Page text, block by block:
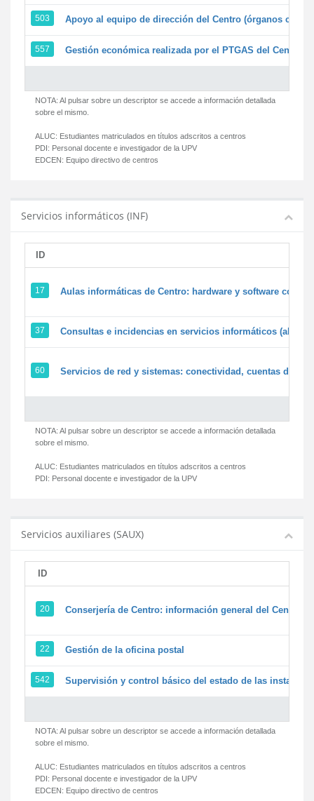
503 Apoyo al equipo de dirección del Centro (órganos
557 Gestión económica realizada por el PTGAS del Centro
NOTA: Al pulsar sobre un descriptor se accede a información detallada
sobre el mismo.
ALUC: Estudiantes matriculados en títulos adscritos a centros
PDI: Personal docente e investigador de la UPV
EDCEN: Equipo directivo de centros
Servicios informáticos (INF)
ID
17 Aulas informáticas de Centro: hardware y software
37 Consultas e incidencias en servicios informáticos
60 Servicios de red y sistemas: conectividad, cuentas de
NOTA: Al pulsar sobre un descriptor se accede a información detallada
sobre el mismo.
ALUC: Estudiantes matriculados en títulos adscritos a centros
PDI: Personal docente e investigador de la UPV
Servicios auxiliares (SAUX)
ID
20 Conserjería de Centro: información general del Centro y
22 Gestión de la oficina postal
542 Supervisión y control básico del estado de las
NOTA: Al pulsar sobre un descriptor se accede a información detallada
sobre el mismo.
ALUC: Estudiantes matriculados en títulos adscritos a centros
PDI: Personal docente e investigador de la UPV
EDCEN: Equipo directivo de centros